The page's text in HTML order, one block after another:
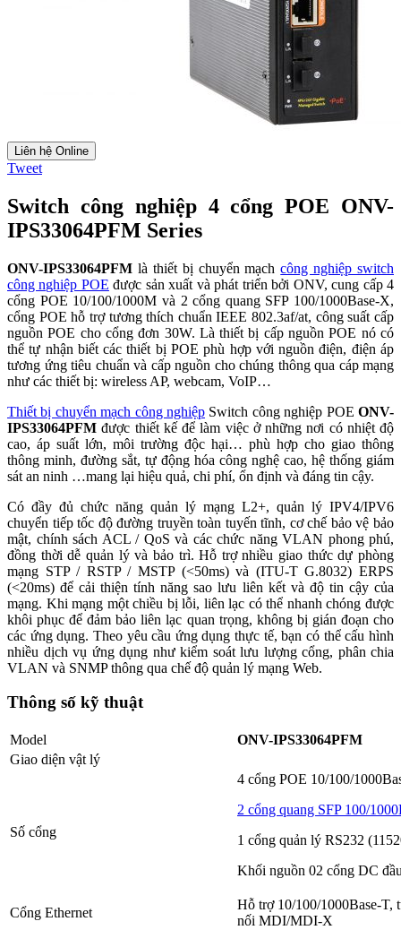
Liên hệ Online
Tweet
Switch công nghiệp 4 cổng POE ONV-
IPS33064PFM Series
ONV-IPS33064PFM là thiết bị chuyển mạchcông nghiệp switch
công nghiệp POE được sản xuất và phát triển bởi ONV, cung cấp 4
cổng POE 10/100/1000M và 2 cổng quang SFP 100/1000Base-X,
cổng POE hỗ trợ tương thích chuẩn IEEE 802.3af/at, công suất cấp
nguồn POE cho cổng đơn 30W. Là thiết bị cấp nguồn POE nó có
thể tự nhận biết các thiết bị POE phù hợp với nguồn điện, điện áp
tương ứng tiêu chuẩn và cấp nguồn cho chúng thông qua cáp mạng
như các thiết bị: wireless AP, webcam, VoIP…
Thiết bị chuyển mạch công nghiệp Switch công nghiệp POE ONV-
IPS33064PFMđược thiết kế để làm việc ở những nơi có nhiệt độ
cao, áp suất lớn, môi trường độc hại… phù hợp cho giao thông
thông minh, đường sắt, tự động hóa công nghệ cao, hệ thống giám
sát an ninh …mang lại hiệu quả, chi phí, ổn định và đáng tin cậy.
Có đầy đủ chức năng quản lý mạng L2+, quản lý IPV4/IPV6
chuyển tiếp tốc độ đường truyền toàn tuyến tĩnh, cơ chế bảo vệ bảo
mật, chính sách ACL / QoS và các chức năng VLAN phong phú,
đồng thời dễ quản lý và bảo trì. Hỗ trợ nhiều giao thức dự phòng
mạng STP / RSTP / MSTP (<50ms) và (ITU-T G.8032) ERPS
(<20ms) để cải thiện tính năng sao lưu liên kết và độ tin cậy của
mạng. Khi mạng một chiều bị lỗi, liên lạc có thể nhanh chóng được
khôi phục để đảm bảo liên lạc quan trọng, không bị gián đoạn cho
các ứng dụng. Theo yêu cầu ứng dụng thực tế, bạn có thể cấu hình
nhiều dịch vụ ứng dụng như kiểm soát lưu lượng cổng, phân chia
VLAN và SNMP thông qua chế độ quản lý mạng Web.
Thông số kỹ thuật
Model
ONV-IPS33064PFM
Giao diện vật lý
Số cổng
4 cổng POE 10/100/
2 cổng quang SFP 100/
1 cổng quản lý RS232
Khối nguồn 02 cổng DC
Cổng Ethernet
Hỗ trợ 10/100/1000Base-T,
nối MDI/MDI-X